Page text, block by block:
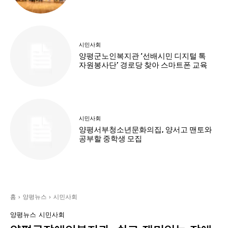
시민사회
양평군노인복지관 ‘선배시민 디지털 톡
자원봉사단’ 경로당 찾아 스마트폰 교육
시민사회
양평서부청소년문화의집, 양서고 맨토와
공부할 중학생 모집